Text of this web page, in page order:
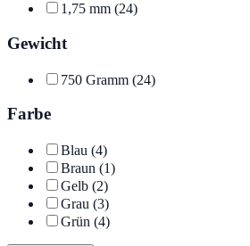
1,75 mm (24)
Gewicht
750 Gramm (24)
Farbe
Blau (4)
Braun (1)
Gelb (2)
Grau (3)
Grün (4)